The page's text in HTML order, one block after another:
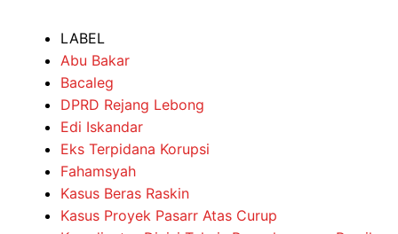
LABEL
Abu Bakar
Bacaleg
DPRD Rejang Lebong
Edi Iskandar
Eks Terpidana Korupsi
Fahamsyah
Kasus Beras Raskin
Kasus Proyek Pasarr Atas Curup